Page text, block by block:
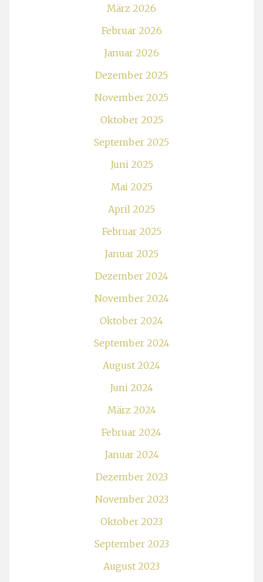
März 2026
Februar 2026
Januar 2026
Dezember 2025
November 2025
Oktober 2025
September 2025
Juni 2025
Mai 2025
April 2025
Februar 2025
Januar 2025
Dezember 2024
November 2024
Oktober 2024
September 2024
August 2024
Juni 2024
März 2024
Februar 2024
Januar 2024
Dezember 2023
November 2023
Oktober 2023
September 2023
August 2023